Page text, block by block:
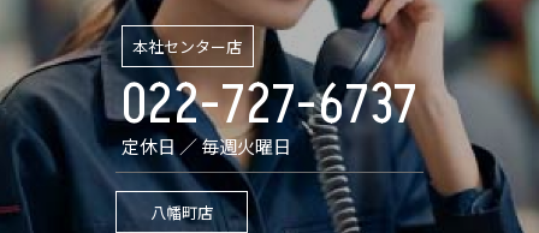
本社センター店
022-727-6737
定休日 ／ 毎週火曜日
八幡町店